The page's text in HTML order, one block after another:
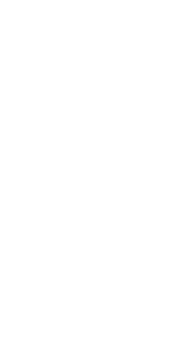
）
小学教育-
曲罢论坛
自助银行
坪制面厂
_诉讼信息_